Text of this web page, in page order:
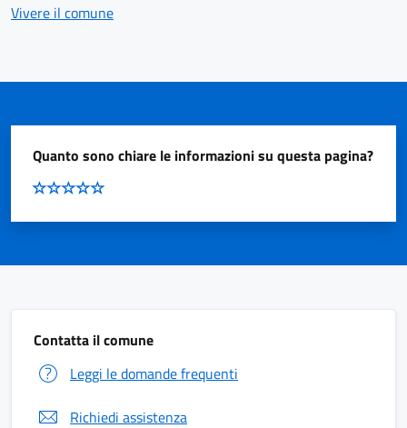
Vivere il comune
Quanto sono chiare le informazioni su questa pagina?
Contatta il comune
Leggi le domande frequenti
Richiedi assistenza